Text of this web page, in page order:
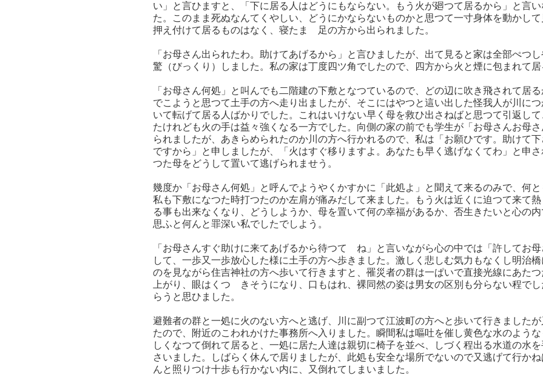
い」と言ひますと、「下に居る人はどうにもならない。もう火が廻つて居るから」と言
た。このまま死ぬなんてくやしい、どうにかならないものかと思つて一寸身体を動かし
押え付けて居るものはなく、寝たまゝ足の方から出られました。
「お母さん出られたわ。助けてあげるから」と言ひましたが、出て見ると家は全部ぺつ
驚（びっくり）しました。私の家は丁度四ツ角でしたので、四方から火と煙に包まれて居
「お母さん何処」と叫んでも二階建の下敷となつているので、どの辺に吹き飛されて居
でこようと思つて土手の方へ走り出ましたが、そこにはやつと這い出した怪我人が川に
いて転げて居る人ばかりでした。これはいけない早く母を救ひ出さねばと思つて引返し
たけれども火の手は益々強くなる一方でした。向側の家の前でも学生が「お母さんお母
られましたが、あきらめられたのか川の方へ行かれるので、私は「お願ひです。助けて
ですから」と申しましたが、「火はすぐ移りますよ。あなたも早く逃げなくてわ」と申
つた母をどうして置いて逃げられませう。
幾度か「お母さん何処」と呼んでようやくかすかに「此処よ」と聞えて来るのみで、何と
私も下敷になつた時打つたのか左肩が痛みだして来ました。もう火は近くに迫つて来て
る事も出来なくなり、どうしようか、母を置いて何の幸福があるか、否生きたいと心の
思ふと何んと罪深い私でしたでしよう。
「お母さんすぐ助けに来てあげるから待つてゝね」と言いながら心の中では「許してお
して、一歩又一歩放心した様に土手の方へ歩きました。激しく悲しむ気力もなくし明治
のを見ながら住吉神社の方へ歩いて行きますと、罹災者の群は一ぱいで直接光線にあた
上がり、眼はくつゝきそうになり、口もはれ、裸同然の姿は男女の区別も分らない程で
らうと思ひました。
避難者の群と一処に火のない方へと逃げ、川に副つて江波町の方へと歩いて行きました
たので、附近のこわれかけた事務所へ入りました。瞬間私は嘔吐を催し黄色な水のよう
しくなつて倒れて居ると、一処に居た人達は親切に椅子を並べ、しづく程出る水道の水
さいました。しばらく休んで居りましたが、此処も安全な場所でないので又逃げて行か
んと照りつけ十歩も行かない内に、又倒れてしまいました。